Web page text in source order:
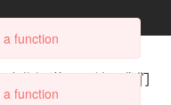
合作渠道 关于我们
function
function